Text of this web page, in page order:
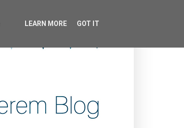
LEARN MORE GOT IT